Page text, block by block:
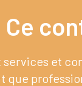
Ce
services et